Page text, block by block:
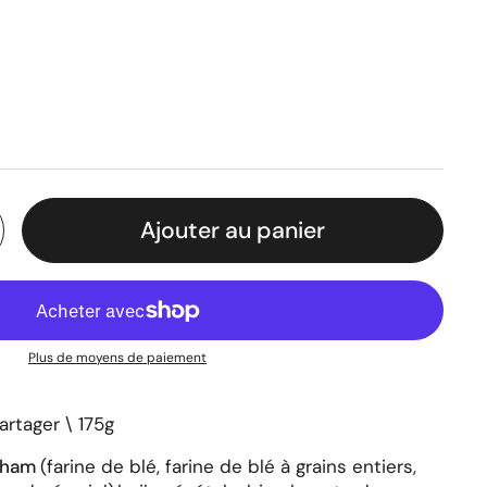
Ajouter au panier
Plus de moyens de paiement
\ 175g
(farine de blé, farine de blé à grains entiers,